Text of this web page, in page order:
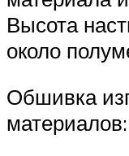
Высота
около
Обшивка
материалов: